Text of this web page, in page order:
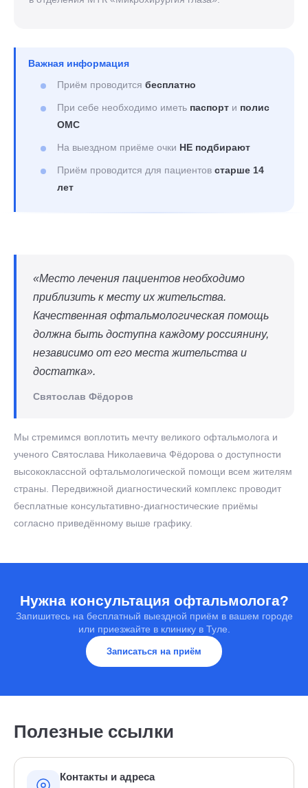
Важная информация
Приём проводится бесплатно
При себе необходимо иметь паспорт и полис
ОМС
На выездном приёме очки НЕ подбирают
Приём проводится для пациентов старше 14
лет
«Место лечения пациентов необходимо
приблизить к месту их жительства.
Качественная офтальмологическая помощь
должна быть доступна каждому россиянину,
независимо от его места жительства и
достатка».
Святослав Фёдоров
Мы стремимся воплотить мечту великого офтальмолога и
ученого Святослава Николаевича Фёдорова о доступности
высококлассной офтальмологической помощи всем жителям
страны. Передвижной диагностический комплекс проводит
бесплатные консультативно-диагностические приёмы
согласно приведённому выше графику.
Нужна консультация офтальмолога?
Запишитесь на бесплатный выездной приём в вашем городе
или приезжайте в клинику в Туле.
Записаться на приём
Полезные ссылки
Контакты и адреса